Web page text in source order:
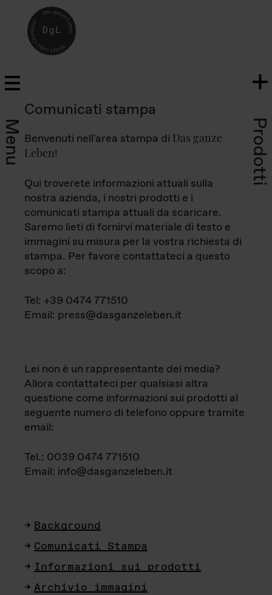
Menu Prodotti
Comunicati stampa
Benvenuti nell'area stampa di Das ganze
Leben!
Qui troverete informazioni attuali sulla
nostra azienda, i nostri prodotti e i
comunicati stampa attuali da scaricare.
Saremo lieti di fornirvi materiale di testo e
immagini su misura per la vostra richiesta di
stampa. Per favore contattateci a questo
scopo a:
Tel: +39 0474 771510
Email: press@dasganzeleben.it
Lei non è un rappresentante dei media?
Allora contattateci per qualsiasi altra
questione come informazioni sui prodotti al
seguente numero di telefono oppure tramite
email:
Tel.: 0039 0474 771510
Email: info@dasganzeleben.it
Background
Comunicati Stampa
Informazioni sui prodotti
Archivio immagini